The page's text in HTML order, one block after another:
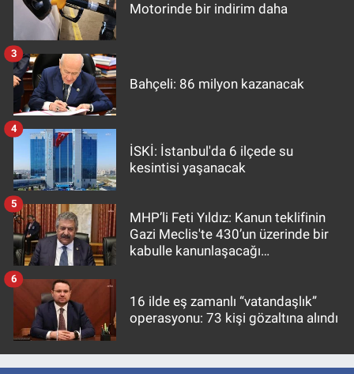
Motorinde bir indirim daha
Bahçeli: 86 milyon kazanacak
3
İSKİ: İstanbul'da 6 ilçede su
kesintisi yaşanacak
4
MHP’li Feti Yıldız: Kanun teklifinin
Gazi Meclis'te 430’un üzerinde bir
kabulle kanunlaşacağı
5
16 ilde eş zamanlı “vatandaşlık”
operasyonu: 73 kişi gözaltına alındı
6